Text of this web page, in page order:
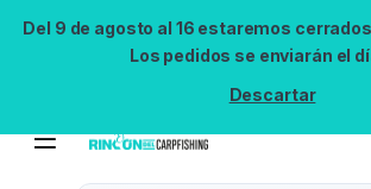
Del 9 de agosto al 16 estaremos
Los pedidos se enviarán el
Descartar